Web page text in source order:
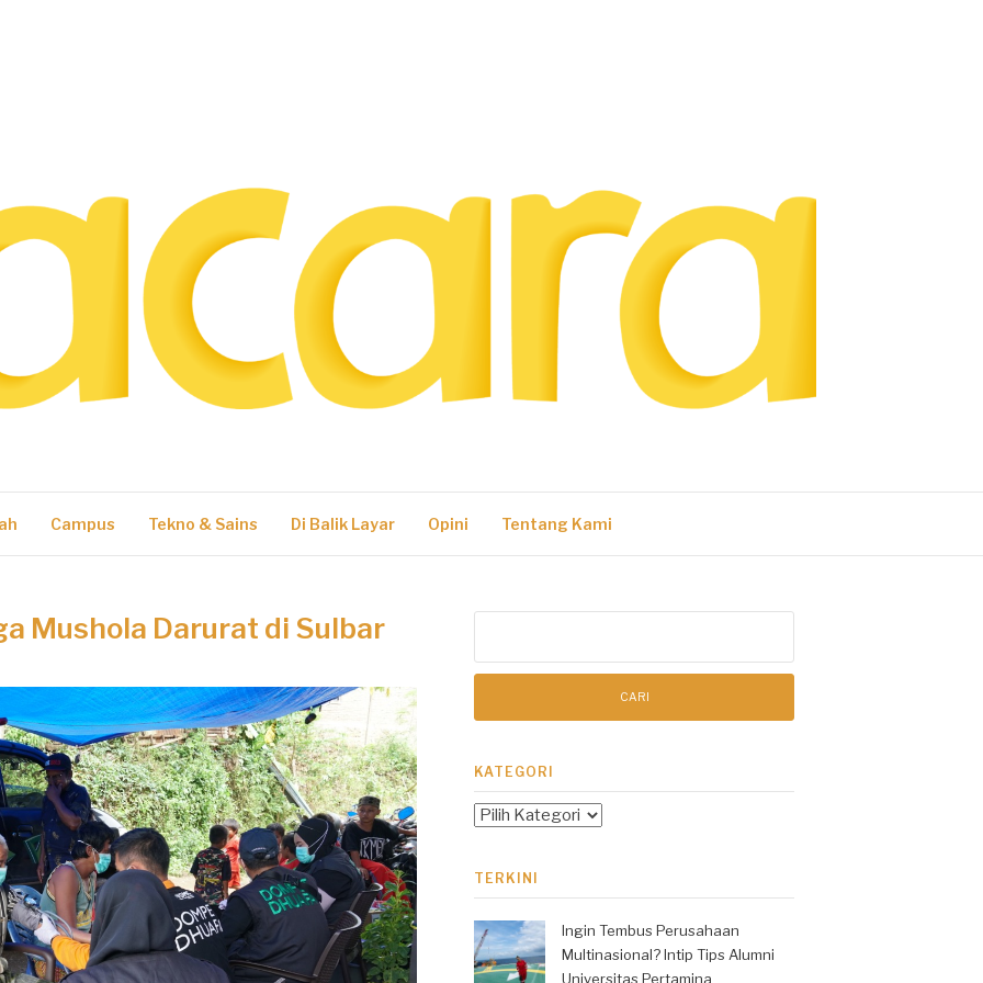
Campus Tekno & Sains Di Balik Layar Opini Tentang Kami
Mushola Darurat di Sulbar
KATEGORI
Kategori
TERKINI
Ingin Tembus Perusahaan
Multinasional? Intip Tips Alumni
Universitas Pertamina